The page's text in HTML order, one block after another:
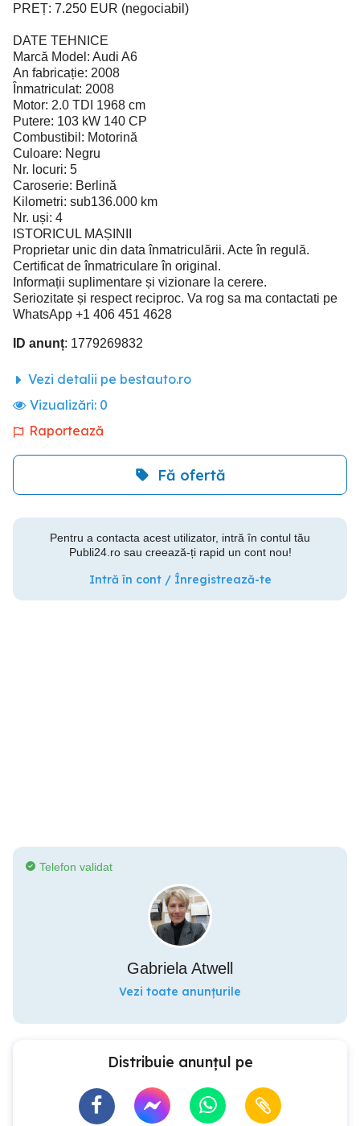
PREȚ: 7.250 EUR (negociabil)
DATE TEHNICE
Marcă Model: Audi A6
An fabricație: 2008
Înmatriculat: 2008
Motor: 2.0 TDI 1968 cm
Putere: 103 kW 140 CP
Combustibil: Motorină
Culoare: Negru
Nr. locuri: 5
Caroserie: Berlină
Kilometri: sub136.000 km
Nr. uși: 4
ISTORICUL MAȘINII
Proprietar unic din data înmatriculării. Acte în regulă.
Certificat de înmatriculare în original.
Informații suplimentare și vizionare la cerere.
Seriozitate și respect reciproc. Va rog sa ma contactati pe
WhatsApp +1 406 451 4628
ID anunț: 1779269832
Vezi detalii pe bestauto.ro
Vizualizări: 0
Raportează
Fă ofertă
Pentru a contacta acest utilizator, intră în contul tău
Publi24.ro sau creează-ți rapid un cont nou!
Intră în cont / Înregistrează-te
Telefon validat
Gabriela Atwell
Vezi toate anunțurile
Distribuie anunțul pe